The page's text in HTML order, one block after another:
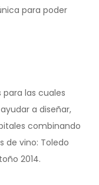
para poder
las cuales
a diseñar,
combinando
de vino: Toledo
2014.